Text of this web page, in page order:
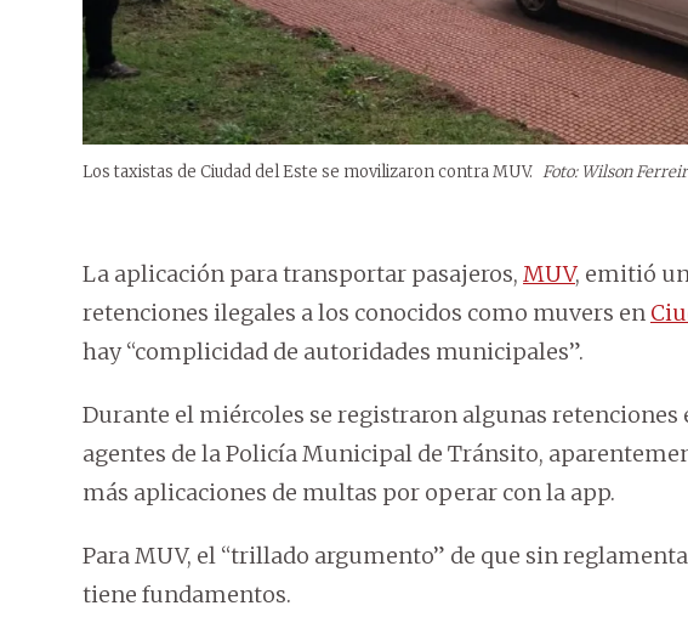
Los taxistas de Ciudad del Este se movilizaron contra MUV. Foto: Wilson
La aplicación para transportar pasajeros, MUV, emitió
retenciones ilegales a los conocidos como muvers en
hay “complicidad de autoridades municipales”.
Durante el miércoles se registraron algunas
agentes de la Policía Municipal de Tránsito,
más aplicaciones de multas por operar con la app.
Para MUV, el “trillado argumento” de que sin
tiene fundamentos.